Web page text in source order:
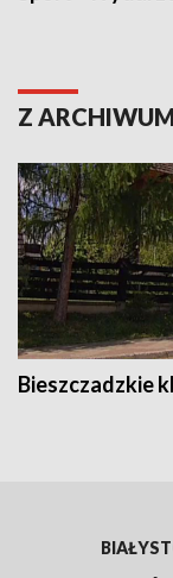
Z
Bieszczadzkie